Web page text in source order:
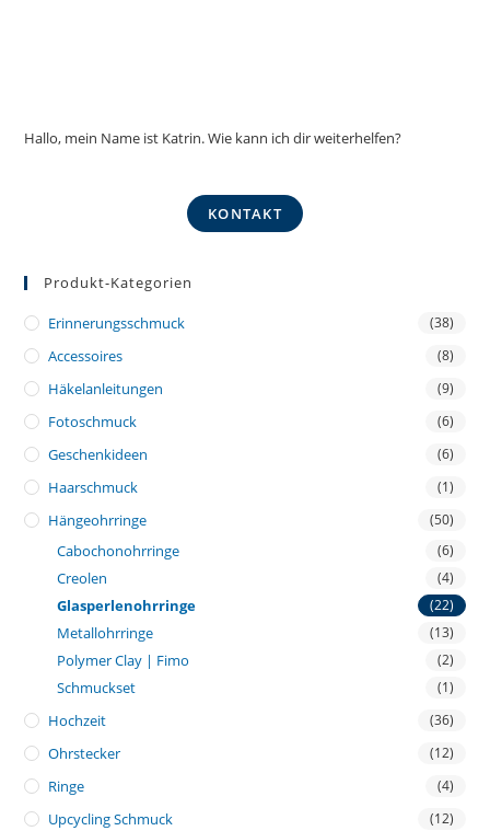
Hallo, mein Name ist Katrin. Wie kann ich dir weiterhelfen?
KONTAKT
Produkt-Kategorien
Erinnerungsschmuck (38)
Accessoires (8)
Häkelanleitungen (9)
Fotoschmuck (6)
Geschenkideen (6)
Haarschmuck (1)
Hängeohrringe (50)
Cabochonohrringe (6)
Creolen (4)
Glasperlenohrringe (22)
Metallohrringe (13)
Polymer Clay | Fimo (2)
Schmuckset (1)
Hochzeit (36)
Ohrstecker (12)
Ringe (4)
Upcycling Schmuck (12)